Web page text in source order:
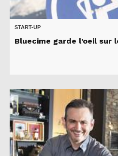
START-UP
Bluecime garde l’oeil sur